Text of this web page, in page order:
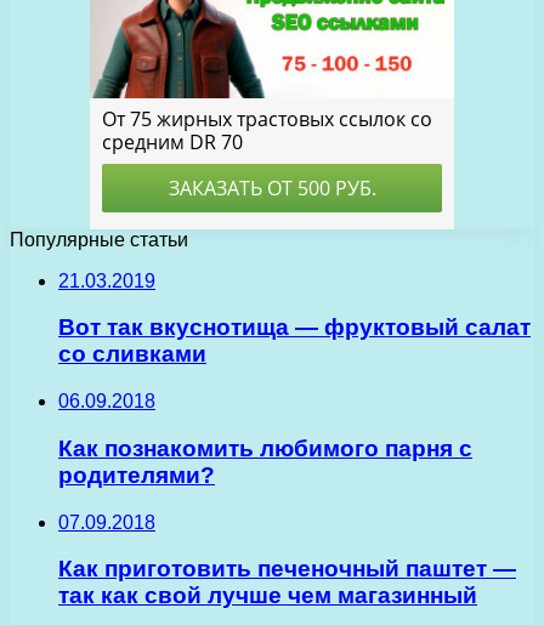
Популярные статьи
21.03.2019
Вот так вкуснотища — фруктовый салат
со сливками
06.09.2018
Как познакомить любимого парня с
родителями?
07.09.2018
Как приготовить печеночный паштет —
так как свой лучше чем магазинный